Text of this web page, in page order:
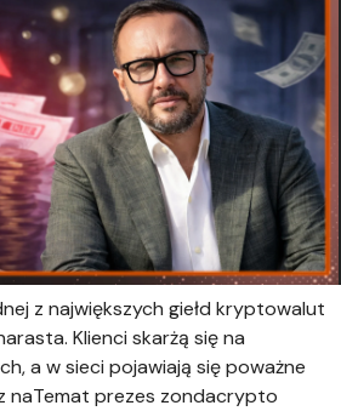
z największych giełd kryptowalut
Klienci skarżą się na
a w sieci pojawiają się poważne
naTemat prezes zondacrypto